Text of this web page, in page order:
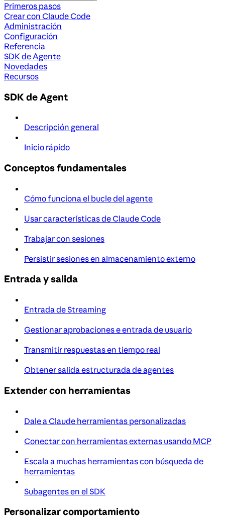
Primeros pasos
Crear con Claude Code
Administración
Configuración
Referencia
SDK de Agente
Novedades
Recursos
SDK de Agent
Descripción general
Inicio rápido
Conceptos fundamentales
Cómo funciona el bucle del agente
Usar características de Claude Code
Trabajar con sesiones
Persistir sesiones en almacenamiento externo
Entrada y salida
Entrada de Streaming
Gestionar aprobaciones e entrada de usuario
Transmitir respuestas en tiempo real
Obtener salida estructurada de agentes
Extender con herramientas
Dale a Claude herramientas personalizadas
Conectar con herramientas externas usando MCP
Escala a muchas herramientas con búsqueda de
herramientas
Subagentes en el SDK
Personalizar comportamiento